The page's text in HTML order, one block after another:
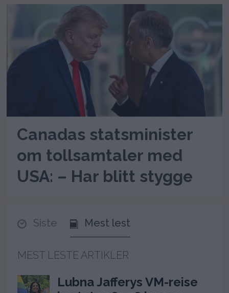
Canadas statsminister
om tollsamtaler med
USA: – Har blitt stygge
Siste Mest lest
MEST LESTE ARTIKLER
Lubna Jafferys VM-reise